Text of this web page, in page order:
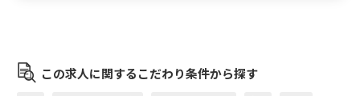
この求人に関するこだわり条件から探す